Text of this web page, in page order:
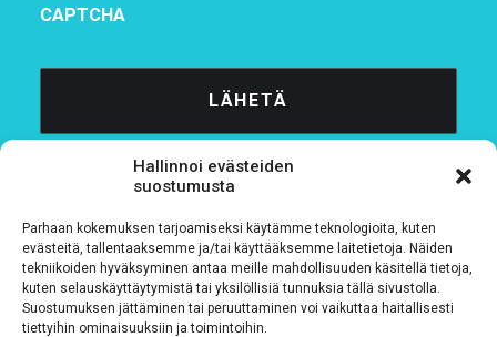
Hallinnoi evästeiden
suostumusta
Parhaan kokemuksen tarjoamiseksi käytämme teknologioita, kuten
evästeitä, tallentaaksemme ja/tai käyttääksemme laitetietoja. Näiden
tekniikoiden hyväksyminen antaa meille mahdollisuuden käsitellä tietoja,
kuten selauskäyttäytymistä tai yksilöllisiä tunnuksia tällä sivustolla.
Suostumuksen jättäminen tai peruuttaminen voi vaikuttaa haitallisesti
tiettyihin ominaisuuksiin ja toimintoihin.
CAPTCHA
Tietosuojaseloste
Verkkolaskutustiedot